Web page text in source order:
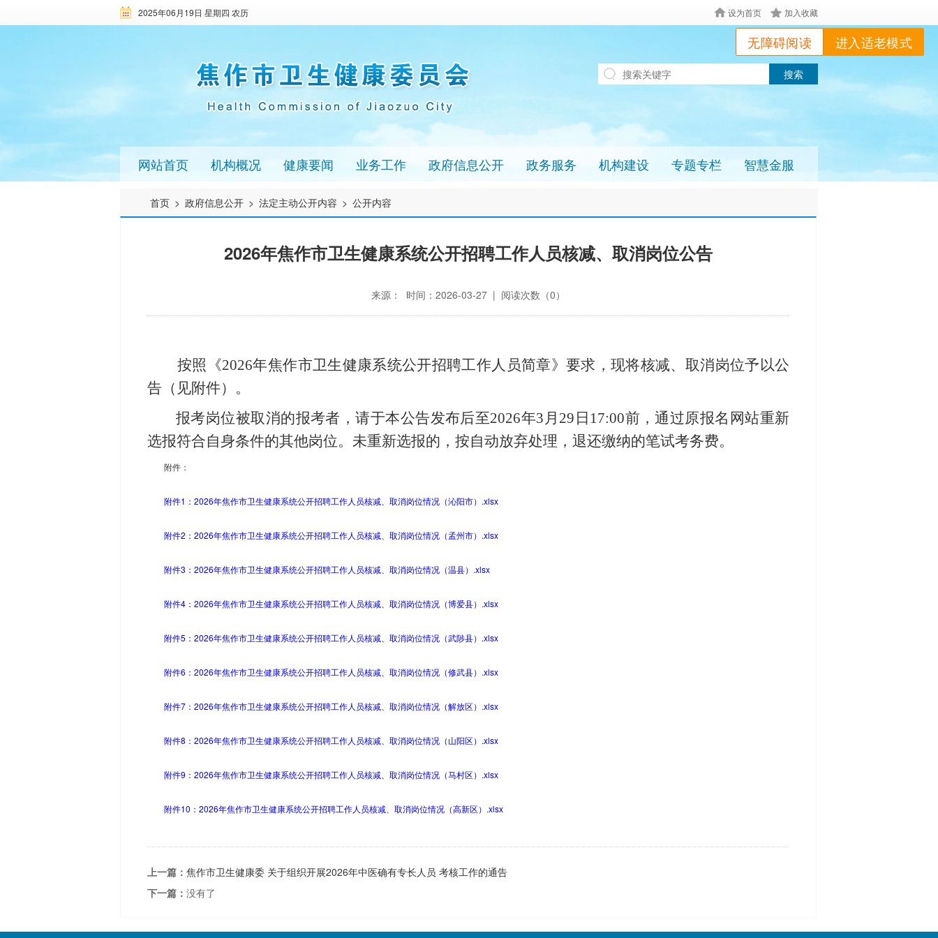
2025年06月19日 星期四 农历 设为首页 加入收藏
无障碍阅读 进入适老模式
网站首页 机构概况 健康要闻 业务工作 政府信息公开 政务服务 机构建设 专题专栏 智慧金服
首页 > 政府信息公开 > 法定主动公开内容 > 公开内容
2026年焦作市卫生健康系统公开招聘工作人员核减、取消岗位公告
来源： 时间：2026-03-27 | 阅读次数（0）
按照《2026年焦作市卫生健康系统公开招聘工作人员简章》 要求，现将核减、取消岗位予以公
告（见附件）。
报考岗位被取消的报考者，请于本公告发布后至2026年3月29日17:00前，通过原报名网站重新
选报符合自身条件的其他岗位。未重新选报的，按自动放弃处理，退还缴纳的笔试考务费。
附件：
附件1：2026年焦作市卫生健康系统公开招聘工作人员核减、取消岗位情况（沁阳市）.xlsx
附件2：2026年焦作市卫生健康系统公开招聘工作人员核减、取消岗位情况（孟州市）.xlsx
附件3：2026年焦作市卫生健康系统公开招聘工作人员核减、取消岗位情况（温县）.xlsx
附件4：2026年焦作市卫生健康系统公开招聘工作人员核减、取消岗位情况（博爱县）.xlsx
附件5：2026年焦作市卫生健康系统公开招聘工作人员核减、取消岗位情况（武陟县）.xlsx
附件6：2026年焦作市卫生健康系统公开招聘工作人员核减、取消岗位情况（修武县）.xlsx
附件7：2026年焦作市卫生健康系统公开招聘工作人员核减、取消岗位情况（解放区）.xlsx
附件8：2026年焦作市卫生健康系统公开招聘工作人员核减、取消岗位情况（山阳区）.xlsx
附件9：2026年焦作市卫生健康系统公开招聘工作人员核减、取消岗位情况（马村区）.xlsx
附件10：2026年焦作市卫生健康系统公开招聘工作人员核减、取消岗位情况（高新区）.xlsx
上一篇： 焦作市卫生健康委 关于组织开展2026年中医确有专长人员 考核工作的通告
下一篇： 没有了